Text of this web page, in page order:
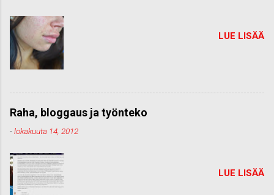
LUE LISÄÄ
Raha, bloggaus ja työnteko
-lokakuuta 14, 2012
LUE LISÄÄ